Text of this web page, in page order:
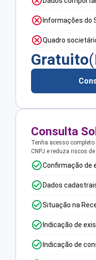
Informações do
Quadro
Gratuito
Consulta
Tenha acesso
CNPJ e reduza riscos
Confirmação de
Dados
Situação na
Indicação de
Indicação de